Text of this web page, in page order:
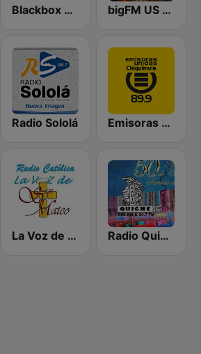
Blackbox RnB US bigFM US Rap & Hip-Hop
Radio Sololá Emisoras unidas Chiquimula 89.9
La Voz de la Alegria Radio Quiche 90.7 FM